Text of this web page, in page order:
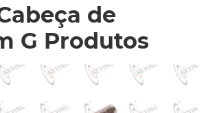
de
G Produtos